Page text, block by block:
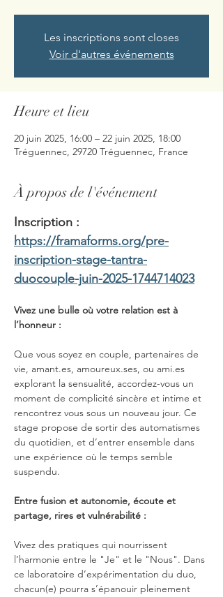
Les inscriptions sont closes
Voir d'autres événements
Heure et lieu
20 juin 2025, 16:00 – 22 juin 2025, 18:00
Tréguennec, 29720 Tréguennec, France
À propos de l'événement
Inscription :
https://framaforms.org/pre-
inscription-stage-tantra-
duocouple-juin-2025-1744714023
Vivez une bulle où votre relation est à
l’honneur :
Que vous soyez en couple, partenaires de
vie, amant.es, amoureux.ses, ou ami.es
explorant la sensualité, accordez-vous un
moment de complicité sincère et intime et
rencontrez vous sous un nouveau jour. Ce
stage propose de sortir des automatismes
du quotidien, et d’entrer ensemble dans
une expérience où le temps semble
suspendu.
Entre fusion et autonomie, écoute et
partage, rires et vulnérabilité :
Vivez des pratiques qui nourrissent
l’harmonie entre le "Je" et le "Nous". Dans
ce laboratoire d’expérimentation du duo,
chacun(e) pourra s’épanouir pleinement